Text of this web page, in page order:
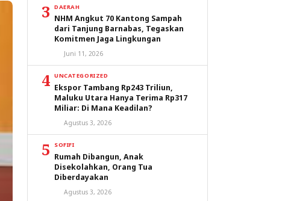
3 DAERAH
NHM Angkut 70 Kantong Sampah
dari Tanjung Barnabas, Tegaskan
Komitmen Jaga Lingkungan
Juni 11, 2026
4 UNCATEGORIZED
Ekspor Tambang Rp243 Triliun,
Maluku Utara Hanya Terima Rp317
Miliar: Di Mana Keadilan?
Agustus 3, 2026
5 SOFIFI
Rumah Dibangun, Anak
Disekolahkan, Orang Tua
Diberdayakan
Agustus 3, 2026